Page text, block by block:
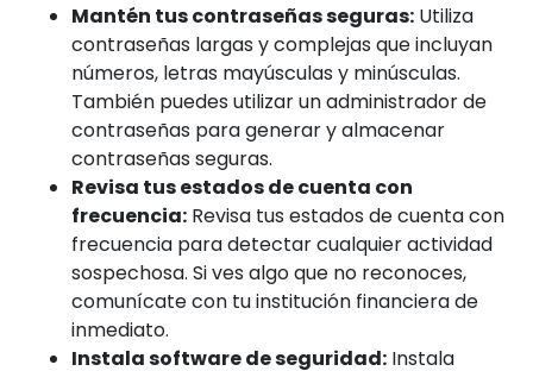
Mantén tus contraseñas seguras: Utiliza
contraseñas largas y complejas que incluyan
números, letras mayúsculas y minúsculas.
También puedes utilizar un administrador de
contraseñas para generar y almacenar
contraseñas seguras.
Revisa tus estados de cuenta con
frecuencia: Revisa tus estados de cuenta con
frecuencia para detectar cualquier actividad
sospechosa. Si ves algo que no reconoces,
comunícate con tu institución financiera de
inmediato.
Instala software de seguridad: Instala